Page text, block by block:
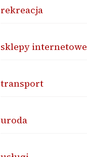
rekreacja
sklepy internetowe
transport
uroda